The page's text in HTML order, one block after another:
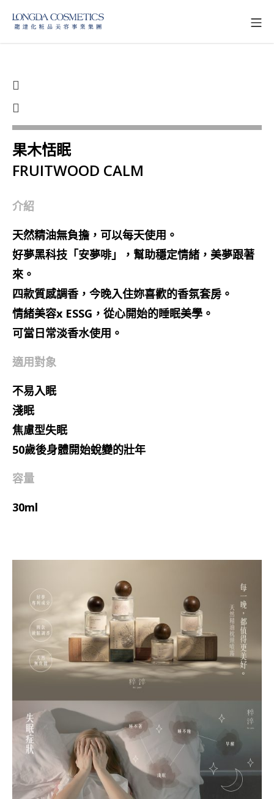
果木恬眠
FRUITWOOD CALM
介紹
天然精油無負擔，可以每天使用。
好夢黑科技「安夢啡」，幫助穩定情緒，美夢跟著
來。
四款質感調香，今晚入住妳喜歡的香氛套房。
情緒美容x ESSG，從心開始的睡眠美學。
可當日常淡香水使用。
適用對象
不易入眠
淺眠
焦慮型失眠
50歲後身體開始蛻變的壯年
容量
30ml